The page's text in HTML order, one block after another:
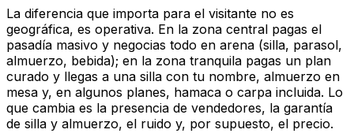
La diferencia que importa para el visitante no es
geográfica, es operativa. En la zona central pagas el
pasadía masivo y negocias todo en arena (silla, parasol,
almuerzo, bebida); en la zona tranquila pagas un plan
curado y llegas a una silla con tu nombre, almuerzo en
mesa y, en algunos planes, hamaca o carpa incluida. Lo
que cambia es la presencia de vendedores, la garantía
de silla y almuerzo, el ruido y, por supuesto, el precio.